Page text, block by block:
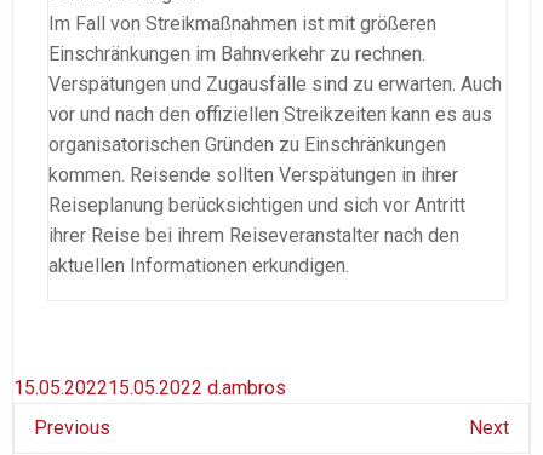
Im Fall von Streikmaßnahmen ist mit größeren
Einschränkungen im Bahnverkehr zu rechnen.
Verspätungen und Zugausfälle sind zu erwarten. Auch
vor und nach den offiziellen Streikzeiten kann es aus
organisatorischen Gründen zu Einschränkungen
kommen. Reisende sollten Verspätungen in ihrer
Reiseplanung berücksichtigen und sich vor Antritt
ihrer Reise bei ihrem Reiseveranstalter nach den
aktuellen Informationen erkundigen.
15.05.202215.05.2022 d.ambros
Previous
Next